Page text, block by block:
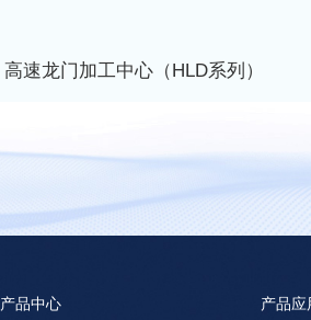
高速龙门加工中心（HLD系列）
产品中心 产品应